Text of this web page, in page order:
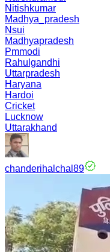
Nitishkumar
Madhya_pradesh
Nsui
Madhyapradesh
Pmmodi
Rahulgandhi
Uttarpradesh
Haryana
Hardoi
Cricket
Lucknow
Uttarakhand
chanderihalchal89